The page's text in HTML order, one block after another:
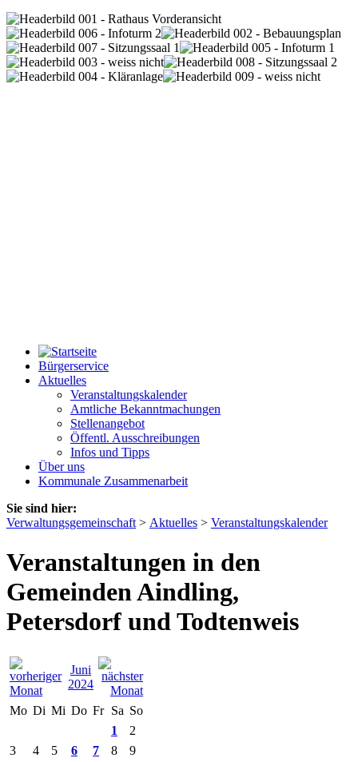
Bürgerservice
Aktuelles
Veranstaltungskalender
Amtliche Bekanntmachungen
Stellenangebot
Öffentl. Ausschreibungen
Infos und Tipps
Über uns
Kommunale Zusammenarbeit
Sie sind hier:
Verwaltungsgemeinschaft > Aktuelles > Veranstaltungskalender
Veranstaltungen in den
Gemeinden Aindling,
Petersdorf und Todtenweis
Juni
2024
Mo Di Mi Do Fr Sa So
1
2
3
4 5 6 7 8
9